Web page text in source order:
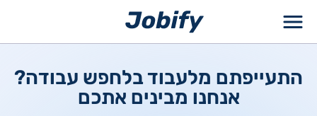
התעייפתם מלעבוד בלחפש עבודה?
אנחנו מבינים אתכם